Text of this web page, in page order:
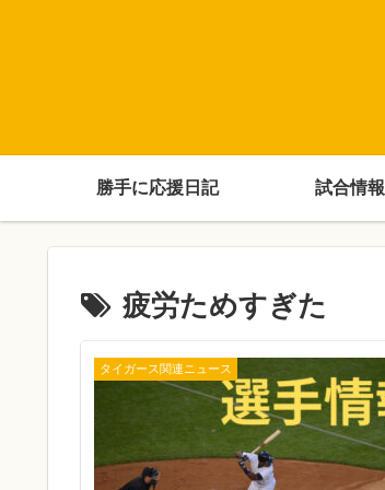
勝手に応援日記 試合情報
疲労ためすぎた
タイガース関連ニュース